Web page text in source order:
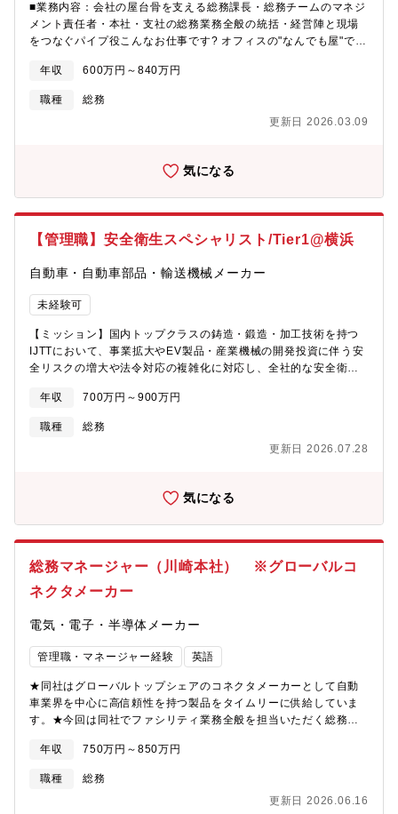
■業務内容：会社の屋台骨を支える総務課長・総務チームのマネジ
メント責任者・本社・支社の総務業務全般の統括・経営陣と現場
をつなぐパイプ役こんなお仕事です? オフィスの"なんでも屋"では
なすマネジメント力が求められます? いざという時の危機管理対
応で真価が問われます【会社運営の要となる業務】■オフィスライ
フの総合プロデュース・快適な職場環境の維持・改善・防災・
BCP対策の実効性確保・コスト管理を意識した施設運営■会社の盾
度の見える化・社内イベントの効果的運営・健康経営の推進■募集
就労支援事業」や「ナーシングホーム/訪問看護ステーション」な
において、今後のチームの「核」となる、総務部長候補（管理
国の「障害者総合支援法」という法律に基づいた指定（許認可）
事業であり、事業収入の多くは行政の助成金・補助金で成り立っ
ている、安定性/公益性の高いビジネスです。加えて、障がい者認
定数は年々増加しており、当社のサービス需要も増々高まってい
ます。【求める人物像】・「縁の下の力持ち」精神を持った方・
細かい作業も大局的な視点も両立できる方・いざという時に頼れ
にて課題を実施いただきます。※SMP…録画面接の一種であり、
ります。■当社について：当社は障がい者の方々に対して、専門的
な知見をもって福祉サービスを提供する企業です。■会社概要当社
に向けた就労支援サービスなど、障がい者の暮らしを支える事業
できる社会を創造していきたいと考えています。
年収 600万円～840万円
職種
総務
更新日 2026.03.09
気になる
【管理職】安全衛生スペシャリスト/Tier1@横浜
自動車・自動車部品・輸送機械メーカー
未経験可
【ミッション】国内トップクラスの鋳造・鍛造・加工技術を持つ
IJTTにおいて、事業拡大やEV製品・産業機械の開発投資に伴う安
全リスクの増大や法令対応の複雑化に対応し、全社的な安全衛生
安心して働ける環境を確保するとともに、法令改正や社内規程に
即した安全衛生施策を企画・実行し、次期グループリーダーとし
て安全衛生に関する全社横断的な課題解決をリードしていただく
役割です。~補足~・入社後の等級は管理職級となりますが、部下
策の推進が主な業務です・各工場に安全衛生に関する実務を担当
生、健康経営の企画及び運用業務 全般・各種法令改正対応(法令
健康に関わる教育【募集背景】当社では、国内トップクラスの鋳
造・鍛造・加工技術を持つ企業として、事業拡大やEV製品開発、
た成長フェーズにおいて、全社の安全衛生体制を強化し、従業員
グループリーダー候補として安全衛生業務のスペシャリストを増
プ └ 環境統括グループ【所属メンバー】 グループリー
ダー ┬ ★本ポジション └ メンバー3名【キャリ
ア】ご入社後は安全衛生業務のスペシャリストとして、安全衛生
としてグループのマネジメントをお任せする予定です。【働き
方】■フレックス制度：あり■リモート制度：あり■出張：基本的に
商用車分野だけでなく、産業用機械やロボット業界からも同社の
年収 700万円～900万円
職種
総務
更新日 2026.07.28
気になる
総務マネージャー（川崎本社） ※グローバルコ
ネクタメーカー
電気・電子・半導体メーカー
管理職・マネージャー経験 英語
★同社はグローバルトップシェアのコネクタメーカーとして自動
車業界を中心に高信頼性を持つ製品をタイムリーに供給していま
す。★今回は同社でファシリティ業務全般を担当いただく総務マ
総務全般業務（派遣管理、車両管理、社員の定期健康診断な
ど）・ファシリティ業務全般（防災管理、建物管理など）・障が
い者雇用の管理業務【組織体制】メンバー約10名本社所属の社員
及び八王子オフィスに所属する障がいを持つ社員※出張頻度：月1
年収 750万円～850万円
職種
総務
更新日 2026.06.16